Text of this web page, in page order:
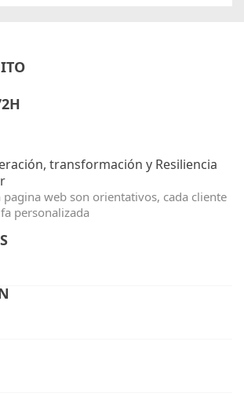
web son orientativos, cada cliente
personalizada